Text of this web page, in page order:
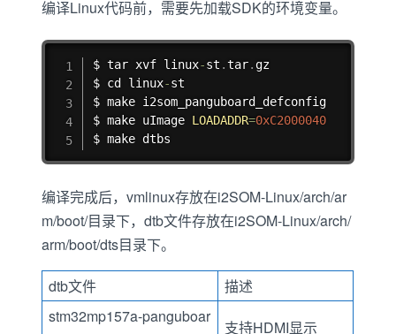
编译Linux代码前，需要先加载SDK的环境变量。
$ tar xvf linux-st .tar. gz
$ cd linux-st
$ make i2som_panguboard_defconfig
$ make uImage LOADADDR=0xC2000040
$ make dtbs
编译完成后，vmlinux存放在i2SOM-Linux/arch/ar
m/boot/目录下，dtb文件存放在i2SOM-Linux/arch/
arm/boot/dts目录下。
dtb文件
描述
stm32mp157a-panguboar
支持HDMI显示